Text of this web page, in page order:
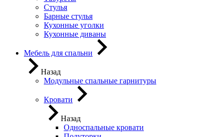
Стулья
Барные стулья
Кухонные уголки
Кухонные диваны
Мебель для спальни
Назад
Модульные спальные гарнитуры
Кровати
Назад
Односпальные кровати